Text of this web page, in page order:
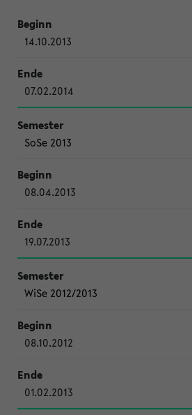
14.10.2013
07.02.2014
SoSe 2013
08.04.2013
19.07.2013
WiSe 2012/2013
08.10.2012
01.02.2013